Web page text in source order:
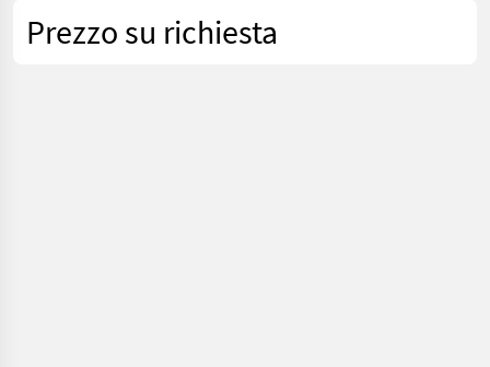
Prezzo su richiesta